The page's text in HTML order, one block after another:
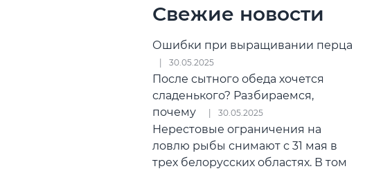
Свежие новости
Ошибки при выращивании перца
30.05.2025
После сытного обеда хочется
сладенького? Разбираемся,
почему
30.05.2025
Нерестовые ограничения на
ловлю рыбы снимают с 31 мая в
трех белорусских областях. В том